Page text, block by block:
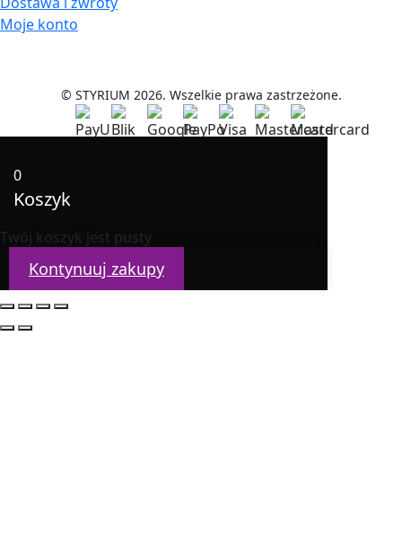
Moje konto
© STYRIUM 2026. Wszelkie prawa zastrzeżone.
0
Koszyk
Twój koszyk jest pusty
Kontynuuj zakupy